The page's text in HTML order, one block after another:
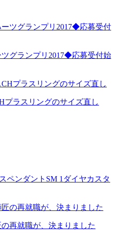
グランプリ2017◆応募受付始
ラスリングのサイズ直し
ペンダントSM 1ダイヤカスタ
再就職が、決まりました